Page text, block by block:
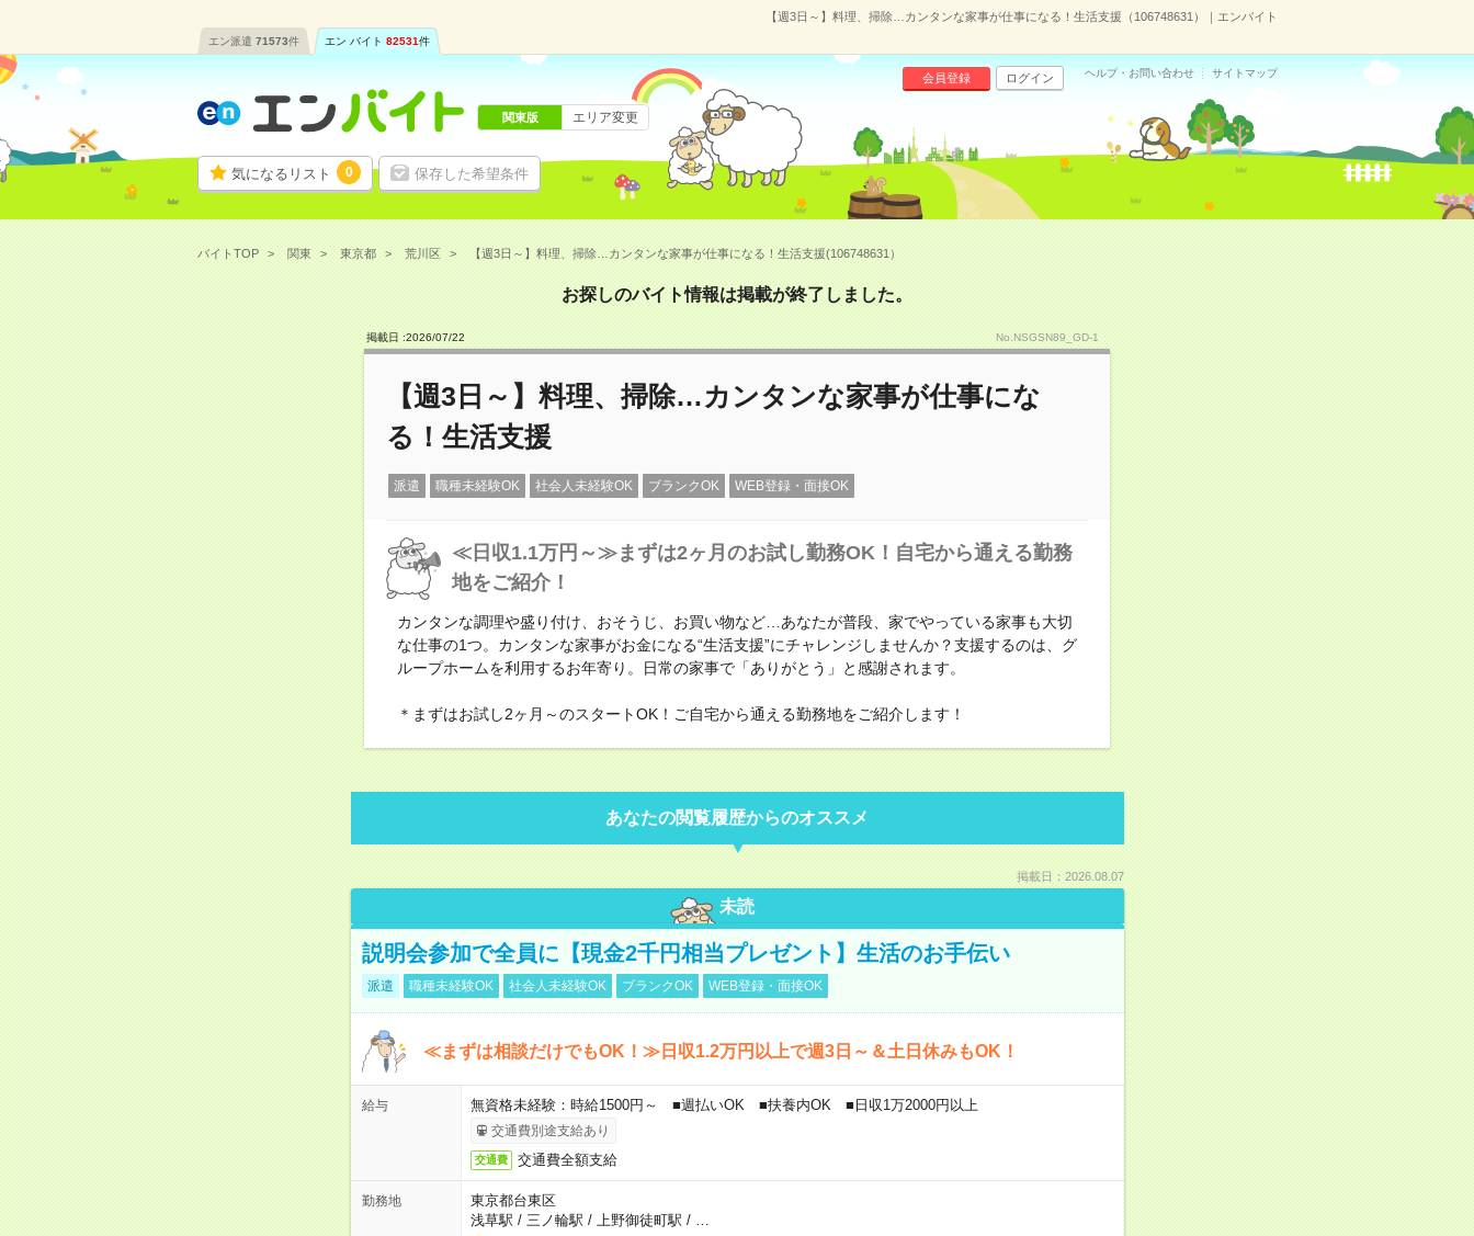
【週3日～】料理、掃除…カンタンな家事が仕事になる！生活支援（106748631）｜エンバイト
エン派遣 71573件 エン バイト 82531件
気になるリスト 0 保存した希望条件
会員登録 ログイン ヘルプ・お問い合わせ サイトマップ
関東版 エリア変更
バイトTOP 関東 東京都 荒川区 【週3日～】料理、掃除…カンタンな家事が仕事になる！生活支援(106748631）
お探しのバイト情報は掲載が終了しました。
掲載日 :2026/07/22 No.NSGSN89_GD-1
【週3日～】料理、掃除…カンタンな家事が仕事にな
る！生活支援
派遣 職種未経験OK 社会人未経験OK ブランクOK WEB登録・面接OK
≪日収1.1万円～≫まずは2ヶ月のお試し勤務OK！自宅から通える勤務
地をご紹介！
カンタンな調理や盛り付け、おそうじ、お買い物など…あなたが普段、家でやっている家事も大切
な仕事の1つ。カンタンな家事がお金になる“生活支援”にチャレンジしませんか？支援するのは、グ
ループホームを利用するお年寄り。日常の家事で「ありがとう」と感謝されます。
＊まずはお試し2ヶ月～のスタートOK！ご自宅から通える勤務地をご紹介します！
あなたの閲覧履歴からのオススメ
掲載日：2026.08.07
未読
説明会参加で全員に【現金2千円相当プレゼント】生活のお手伝い
派遣 職種未経験OK 社会人未経験OK ブランクOK WEB登録・面接OK
≪まずは相談だけでもOK！≫日収1.2万円以上で週3日～＆土日休みもOK！
給与 無資格未経験：時給1500円～ ■週払いOK ■扶養内OK ■日収1万2000円以上
交通費別途支給あり
交通費 交通費全額支給
勤務地
東京都台東区
浅草駅 / 三ノ輪駅 / 上野御徒町駅 /